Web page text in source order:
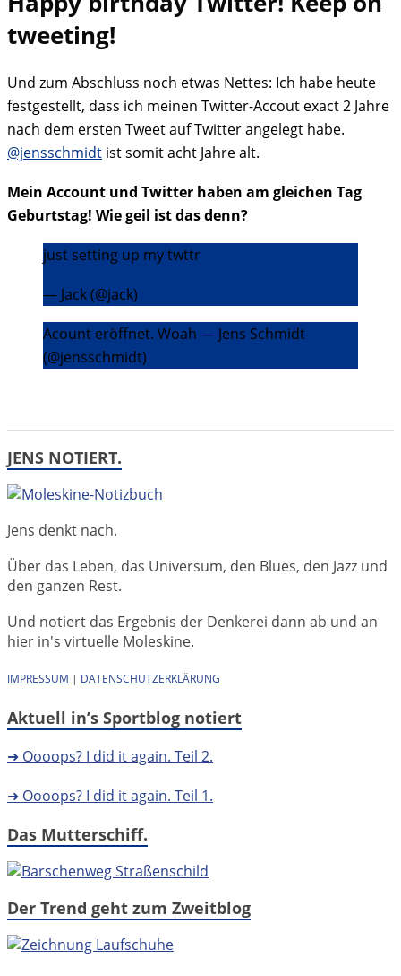
tweeting!
Und zum Abschluss noch etwas Nettes: Ich habe heute
festgestellt, dass ich meinen Twitter-Accout exact 2 Jahre
nach dem ersten Tweet auf Twitter angelegt habe.
@jensschmidt ist somit acht Jahre alt.
Mein Account und Twitter haben am gleichen Tag
Geburtstag! Wie geil ist das denn?
just setting up my twttr
— Jack (@jack)
Acount eröffnet. Woah — Jens Schmidt
(@jensschmidt)
JENS NOTIERT.
Jens denkt nach.
Über das Leben, das Universum, den Blues, den Jazz und
den ganzen Rest.
Und notiert das Ergebnis der Denkerei dann ab und an
hier in's virtuelle Moleskine.
IMPRESSUM | DATENSCHUTZERKLÄRUNG
Aktuell in’s Sportblog notiert
➜ Oooops? I did it again. Teil 2.
➜ Oooops? I did it again. Teil 1.
Das Mutterschiff.
Der Trend geht zum Zweitblog